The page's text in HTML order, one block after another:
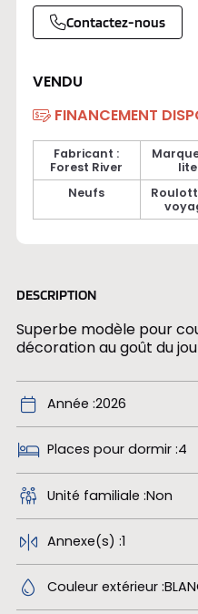
Contactez-nous
VENDU
FINANCEMENT
Fabricant :
Forest River
lite
Neufs
DESCRIPTION
Superbe modèle pour
décoration au goût du
Année 2026
Places pour dormir 4
Unité familiale Non
Annexe(s) 1
Couleur extérieur